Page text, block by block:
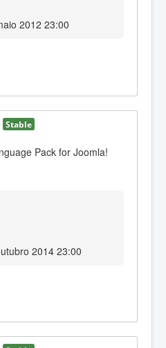
2012 23:00
Stable
Pack for Joomla!
2014 23:00